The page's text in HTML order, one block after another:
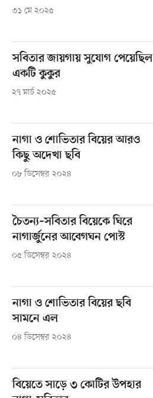
৩১ মে ২০২৫
সবিতার জায়গায় সুযোগ পেয়েছিল
একটি কুকুর
২৭ মার্চ ২০২৫
নাগা ও শোভিতার বিয়ের আরও
কিছু অদেখা ছবি
০৮ ডিসেম্বর ২০২৪
চৈতন্য–সবিতার বিয়েকে ঘিরে
নাগার্জুনের আবেগঘন পোস্ট
০৫ ডিসেম্বর ২০২৪
নাগা ও শোভিতার বিয়ের ছবি
সামনে এল
০৪ ডিসেম্বর ২০২৪
বিয়েতে সাড়ে ৩ কোটির উপহার